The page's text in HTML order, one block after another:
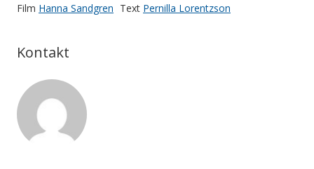
Film Hanna Sandgren Text Pernilla Lorentzson
Kontakt